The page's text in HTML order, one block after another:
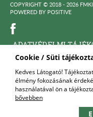
Cookie / Süti
Kedves Látogató!
élmény fokozásának
használatával ön a
bővebben
COPYRIGHT © 2018 - 2026
POWERED BY POSITIVE
ADATVÉDELMI
FELNŐTTKÉPZŐ